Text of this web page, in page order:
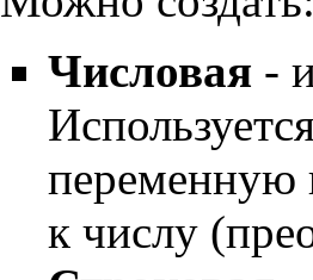
Числовая -
переменную
к числу